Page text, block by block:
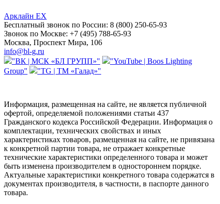
Арклайн EX
Бесплатный звонок по России: 8 (800) 250-65-93
Звонок по Москве: +7 (495) 788-65-93
Москва, Проспект Мира, 106
info@bl-g.ru
"ВК | МСК «БЛ ГРУПП»"
"YouTube | Boos Lighting
Group"
"TG | ТМ «Галад»"
Информация, размещенная на сайте, не является публичной
офертой, определяемой положениями статьи 437
Гражданского кодекса Российской Федерации. Информация о
комплектации, технических свойствах и иных
характеристиках товаров, размещенная на сайте, не привязана
к конкретной партии товара, не отражает конкретные
технические характеристики определенного товара и может
быть изменена производителем в одностороннем порядке.
Актуальные характеристики конкретного товара содержатся в
документах производителя, в частности, в паспорте данного
товара.